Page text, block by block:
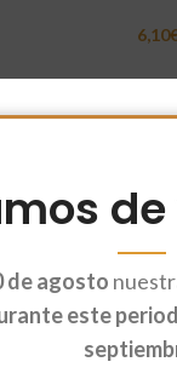
de agosto
este
6,10